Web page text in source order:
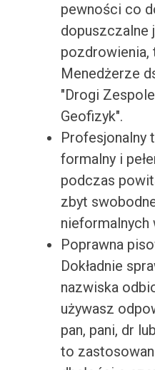
pewności co
dopuszczalne
pozdrowienia,
Menedżerze
"Drogi
Geofizyk".
Profesjonalny
formalny i
podczas
zbyt
nieformalnych
Poprawna
Dokładnie
nazwiska
używasz
pan, pani, dr
to